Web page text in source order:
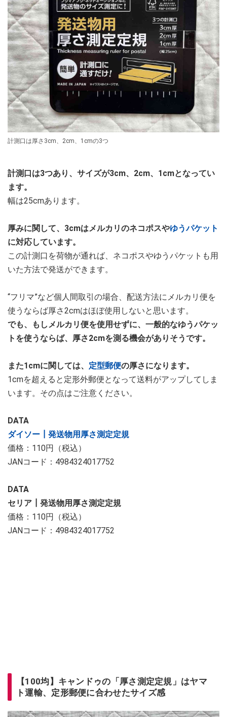
計測口は厚さ3cm、2cm、1cmの3つ
計測口は3つあり、サイズが3cm、2cm、1cmとなってい
ます。
幅は25cmあります。
厚みに関して、3cmはメルカリのネコポスやゆうパケット
に対応しています。
この計測口を荷物が通れば、ネコポスやゆうパケットも用
いた方法で発送ができます。
“フリマ”など個人間取引の場合、配送方法にメルカリ便を
使うならば厚さ2cmはほぼ使用しないと思います。
でも、もしメルカリ便を使用せずに、一般的なゆうパケッ
トを使うならば、厚さ2cmを測る機会がありそうです。
また1cmに関しては、 定型郵便の厚さになります。
1cmを超えると定形外郵便となって送料がアップしてしま
います。その点はご注意ください。
DATA
ダイソー┃発送物用厚さ測定定規
価格：110円（税込）
JANコード：4984324017752
DATA
セリア┃発送物用厚さ測定定規
価格：110円（税込）
JANコード：4984324017752
【100均】キャンドゥの「厚さ測定定規」はヤマ
ト運輸、定形郵便に合わせたサイズ感